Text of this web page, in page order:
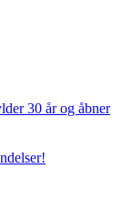
30 år og åbner